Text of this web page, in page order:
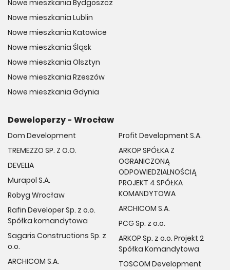
Nowe mieszkania Bydgoszcz
Nowe mieszkania Lublin
Nowe mieszkania Katowice
Nowe mieszkania Śląsk
Nowe mieszkania Olsztyn
Nowe mieszkania Rzeszów
Nowe mieszkania Gdynia
Deweloperzy - Wrocław
Dom Development
TREMEZZO SP. Z O.O.
DEVELIA
Murapol S.A.
Robyg Wrocław
Rafin Developer Sp. z o.o.
Spółka komandytowa
Sagaris Constructions Sp. z
o.o.
ARCHICOM S.A.
Profit Development S.A.
ARKOP SPÓŁKA Z
OGRANICZONĄ
ODPOWIEDZIALNOŚCIĄ
PROJEKT 4 SPÓŁKA
KOMANDYTOWA
ARCHICOM S.A.
PCG Sp. z o.o.
ARKOP Sp. z o.o. Projekt 2
Spółka Komandytowa
TOSCOM Development